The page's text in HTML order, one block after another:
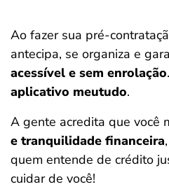
Ao fazer sua pré-
antecipa, se organiza e
acessível e sem enrolação
aplicativo meutudo.
A gente acredita que você
e tranquilidade financeira
quem entende de crédito
cuidar de você!